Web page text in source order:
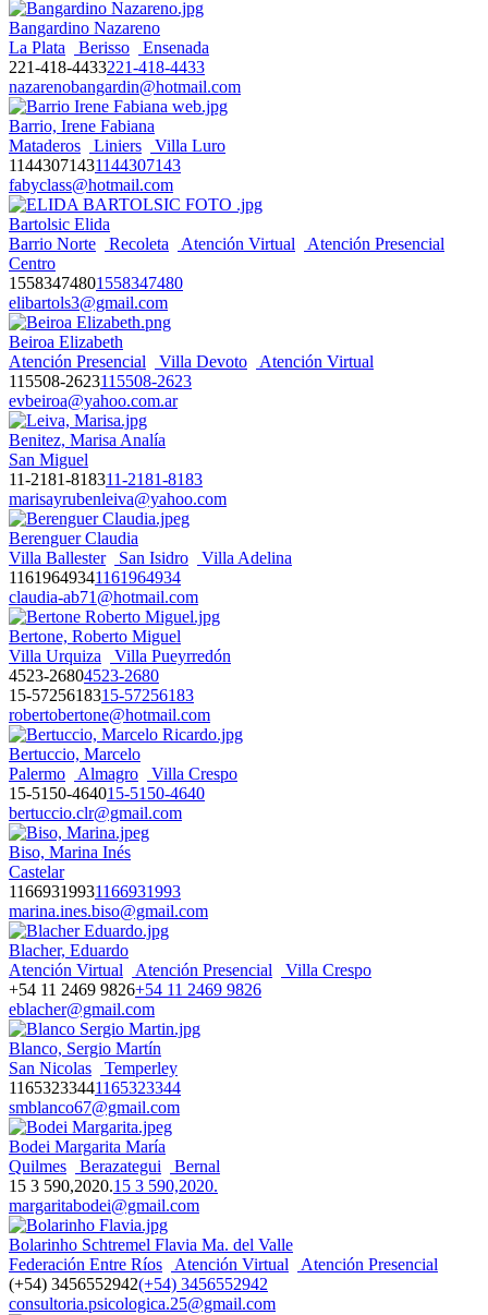
Bangardino Nazareno
La Plata
Berisso
Ensenada
221-418-4433221-418-4433
nazarenobangardin@hotmail.com
Barrio, Irene Fabiana
Mataderos
Liniers
Villa Luro
11443071431144307143
fabyclass@hotmail.com
Bartolsic Elida
Barrio Norte
Recoleta Atención Virtual
Atención Presencial
Centro
15583474801558347480
elibartols3@gmail.com
Beiroa Elizabeth
Atención Presencial
Villa Devoto
Atención Virtual
115508-2623115508-2623
evbeiroa@yahoo.com.ar
Benitez, Marisa Analía
San Miguel
11-2181-818311-2181-8183
marisayrubenleiva@yahoo.com
Berenguer Claudia
Villa Ballester
San Isidro
Villa Adelina
11619649341161964934
claudia-ab71@hotmail.com
Bertone, Roberto Miguel
Villa Urquiza
Villa Pueyrredón
4523-26804523-2680
15-5725618315-57256183
robertobertone@hotmail.com
Bertuccio, Marcelo
Palermo
Almagro
Villa Crespo
15-5150-464015-5150-4640
bertuccio.clr@gmail.com
Biso, Marina Inés
Castelar
11669319931166931993
marina.ines.biso@gmail.com
Blacher, Eduardo
Atención Virtual
Atención Presencial
Villa Crespo
+54 11 2469 9826+54 11 2469 9826
eblacher@gmail.com
Blanco, Sergio Martín
San Nicolas
Temperley
11653233441165323344
smblanco67@gmail.com
Bodei Margarita María
Quilmes
Berazategui
Bernal
15 3 590,2020.15 3 590,2020.
margaritabodei@gmail.com
Bolarinho Schtremel Flavia Ma. del Valle
Federación Entre Ríos
Atención Virtual
Atención Presencial
(+54) 3456552942(+54) 3456552942
consultoria.psicologica.25@gmail.com